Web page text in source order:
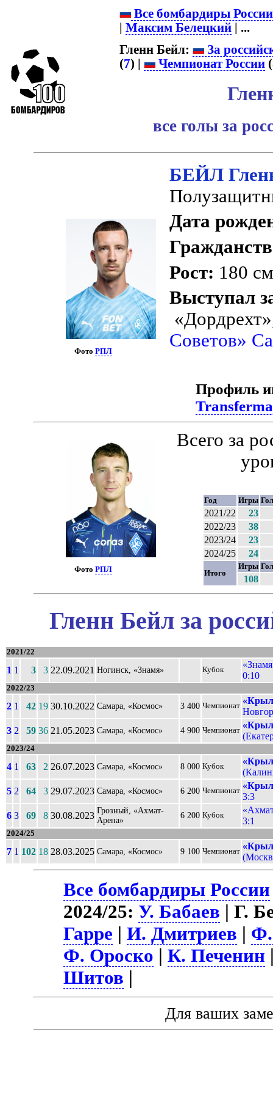
Все бомбардиры
|Максим Белецкий | ...
Гленн Бейл:
За
(7) | Чемпионат России (
все голы за
ФотоРПЛ
БЕЙЛ
Дата
Рост: 180
Выступал
Советов»
Профиль
ФотоРПЛ
Всего за
Год Игры
2021/22
23
2022/23
38
2023/24
23
2024/25
24
Итого
Игры
108
Гленн Бейл за
2021/22
1 1 3 3 22.09.2021 Ногинск, «Знамя» Кубок
0:10
2022/23
2 1 42 19 30.10.2022 Самара, «Космос» 3 400 Чемпионат
3 2 59 36 21.05.2023 Самара, «Космос» 4 900 Чемпионат
2023/24
4 1 63 2 26.07.2023 Самара, «Космос» 8 000 Кубок
5 2 64 3 29.07.2023 Самара, «Космос» 6 200 Чемпионат
3:3
6 3 69 8 30.08.2023 Грозный, «Ахмат-
Арена»
6 200 Кубок
3:1
2024/25
7 1 102 18 28.03.2025 Самара, «Космос» 9 100 Чемпионат
Все бомбардиры России
2024/25:У. Бабаев | Г.
Гарре |И. Дмитриев | Ф.
Ф. Ороско |К. Печенин
Шитов |
Для ваших